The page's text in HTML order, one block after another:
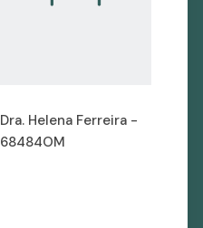
Dra. Helena Ferreira -
68484OM